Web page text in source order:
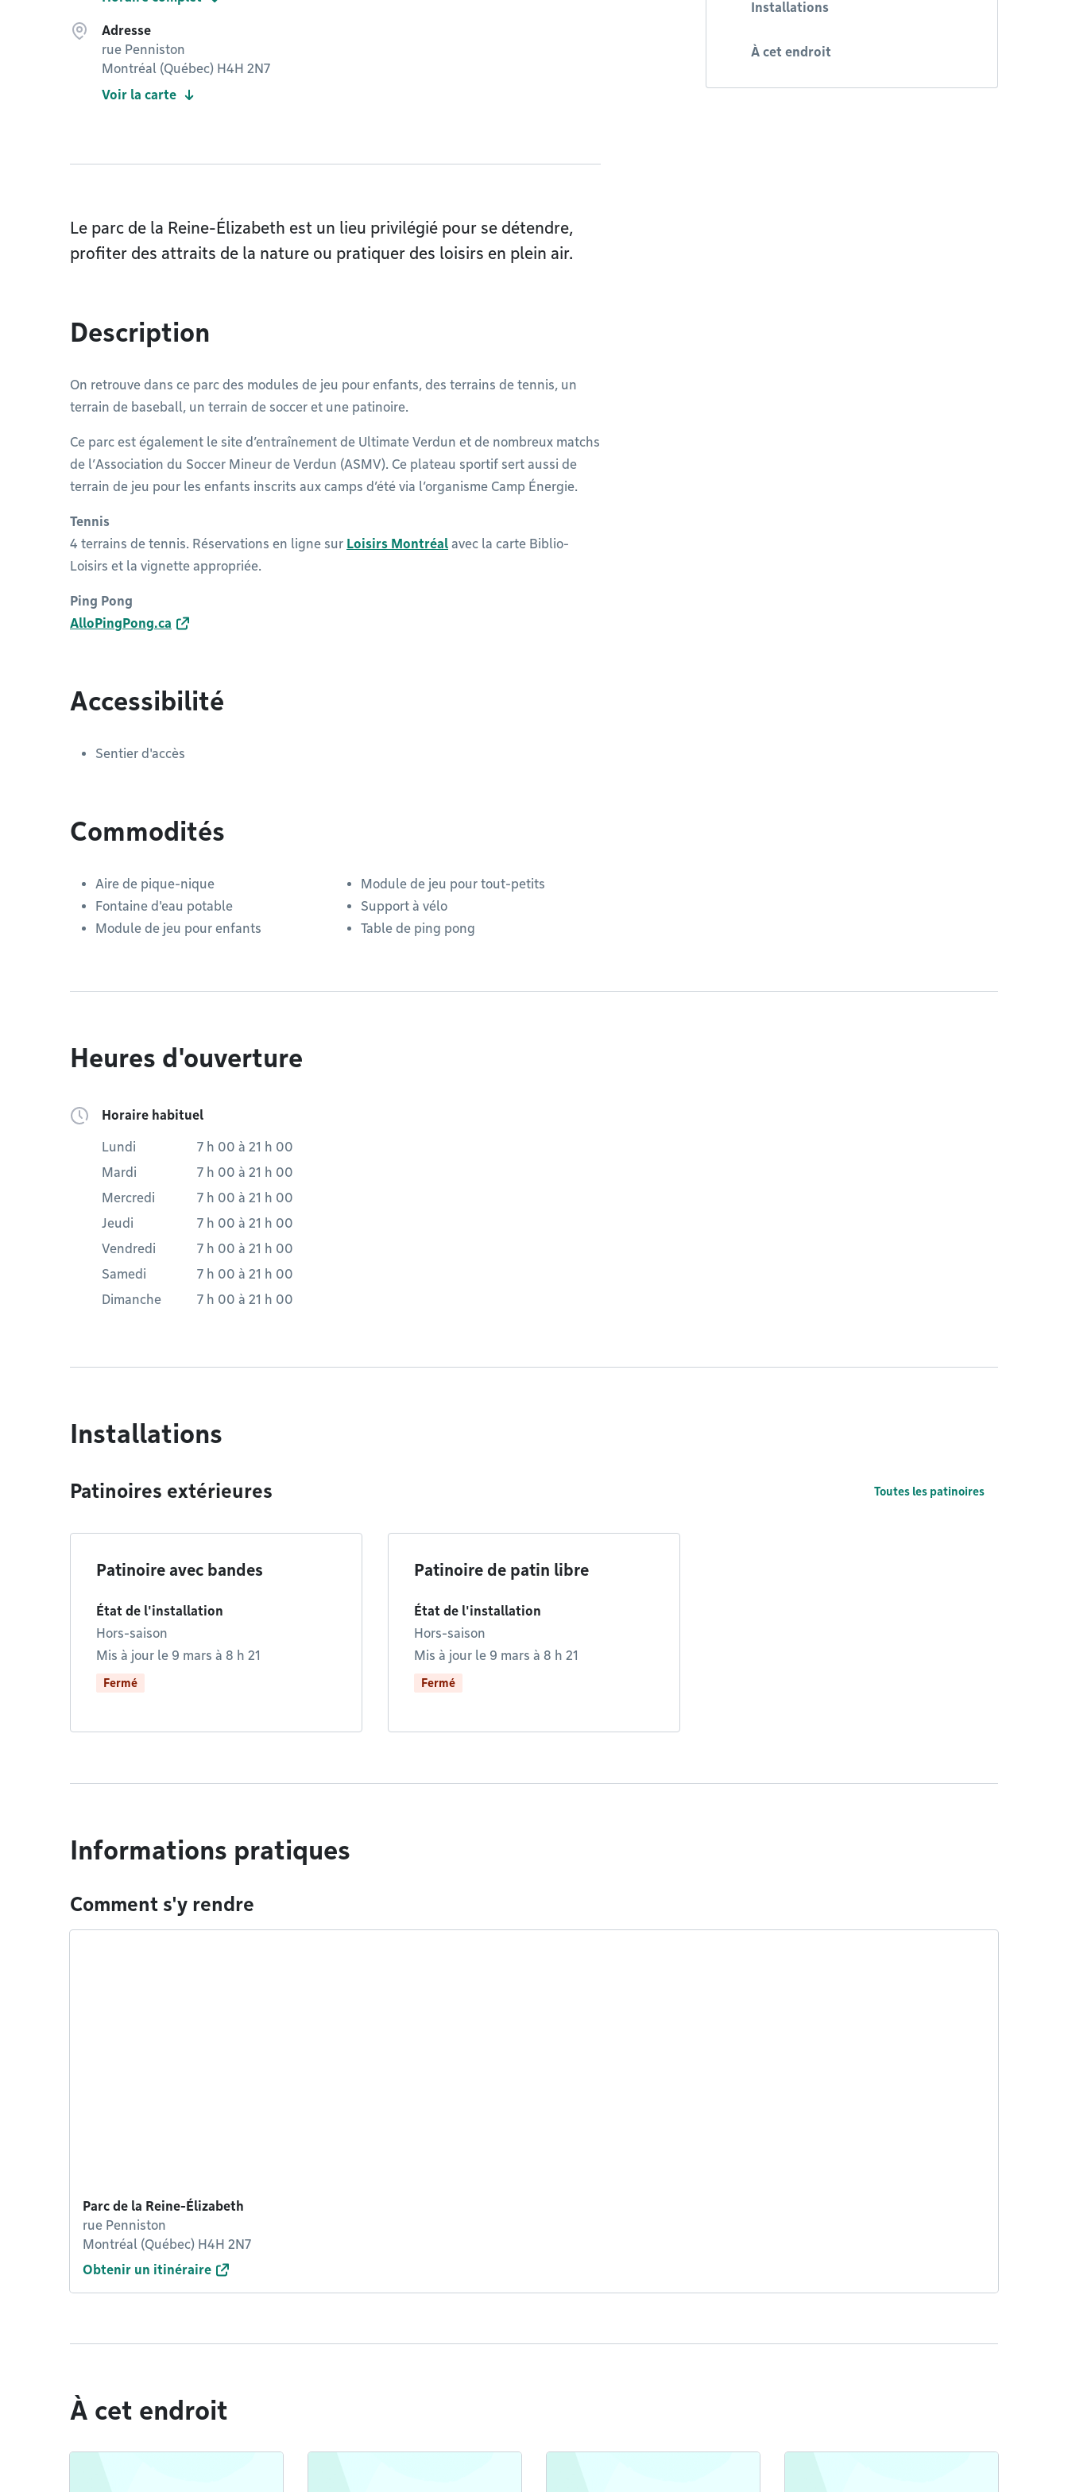
Adresse
rue Penniston
Montréal (Québec) H4H 2N7
Voir la carte
Installations
À cet endroit
Le parc de la Reine-Élizabeth est un lieu privilégié pour se détendre,
profiter des attraits de la nature ou pratiquer des loisirs en plein air.
Description
On retrouve dans ce parc des modules de jeu pour enfants, des terrains de tennis, un
terrain de baseball, un terrain de soccer et une patinoire.
Ce parc est également le site d’entraînement de Ultimate Verdun et de nombreux matchs
de l’Association du Soccer Mineur de Verdun (ASMV). Ce plateau sportif sert aussi de
terrain de jeu pour les enfants inscrits aux camps d’été via l’organisme Camp Énergie.
Tennis
4 terrains de tennis. Réservations en ligne sur Loisirs Montréal avec la carte Biblio-
Loisirs et la vignette appropriée.
Ping Pong
AlloPingPong.ca
Accessibilité
Sentier d'accès
Commodités
Aire de pique-nique
Fontaine d'eau potable
Module de jeu pour enfants
Module de jeu pour tout-petits
Support à vélo
Table de ping pong
Heures d'ouverture
Horaire habituel
Lundi 7 h 00 à 21 h 00
Mardi
7 h 00 à 21 h 00
Mercredi
7 h 00 à 21 h 00
Jeudi
7 h 00 à 21 h 00
Vendredi
7 h 00 à 21 h 00
Samedi
7 h 00 à 21 h 00
Dimanche
7 h 00 à 21 h 00
Installations
Patinoires extérieures Toutes les patinoires
Patinoire avec bandes
État de l'installation
Hors-saison
Mis à jour le 9 mars à 8 h 21
Fermé
Patinoire de patin libre
État de l'installation
Hors-saison
Mis à jour le 9 mars à 8 h 21
Fermé
Informations pratiques
Comment s'y rendre
Parc de la Reine-Élizabeth
rue Penniston
Montréal (Québec) H4H 2N7
Obtenir un itinéraire
À cet endroit